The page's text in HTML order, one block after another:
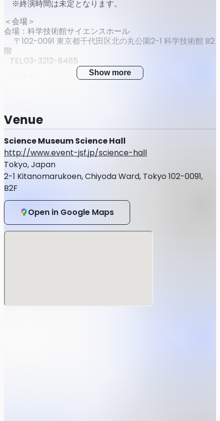
※終演時間は未定となります。
＜会場＞
会場：科学技術館サイエンスホール
〒102-0091 東京都千代田区北の丸公園2-1 科学技術館 B2
階
TEL:03-3212-8485
＜チケット価格＞
★セカンドショットちゃんねる会員の方★
（１）【チャンネル会員限定】最速先行抽選チケット
価格：5,400円(税込5,940円)+手数料
販売期間：2月15日(日)22:00～3月30日(月)23:59まで
※当落3月31日(火)15:00予定 ※入金期限：4月3日
(金)23:59
（２）【チャンネル会員限定】特別価格抽選チケット
価格：4,500円(税込4,950円)+手数料
販売期間：5月17日(日)20:00～6月15日(月)23:59まで
※当落6月16日(火)15:00予定 ※入金期限：6月22日
(月)23:59
販売期間：4月5日(日)20:00～5月11日(月)23:59
Show more
Venue
Science Museum Science Hall
http://www.event-jsf.jp/science-hall
Tokyo, Japan
2-1 Kitanomarukoen, Chiyoda Ward, Tokyo 102-0091,
B2F
Open in Google Maps